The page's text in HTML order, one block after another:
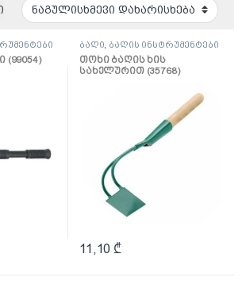
(99054)
ბაღი, ბაღის ინსტრუმენტები
თოხი ბაღის ხის
სახელურით (35768)
11,10 ₾